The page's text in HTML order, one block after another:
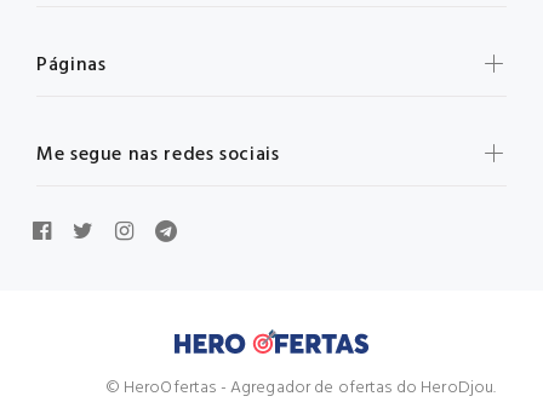
Me segue nas redes sociais
Páginas
© HeroOfertas - Agregador de ofertas do HeroDjou.